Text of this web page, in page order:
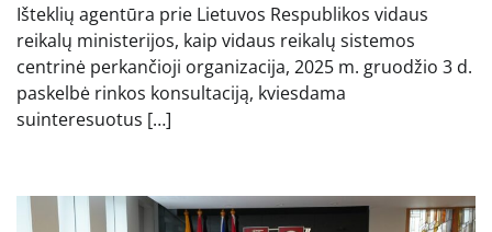
Išteklių agentūra prie Lietuvos Respublikos vidaus
reikalų ministerijos, kaip vidaus reikalų sistemos
centrinė perkančioji organizacija, 2025 m. gruodžio 3 d.
paskelbė rinkos konsultaciją, kviesdama
suinteresuotus […]